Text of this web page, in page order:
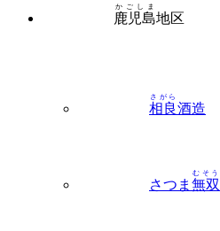
鹿児島
かごしま
地区
相良
さがら
酒造
さつま 無双
むそう